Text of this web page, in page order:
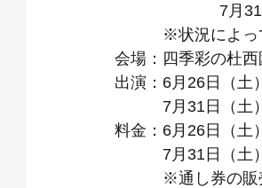
7月31日（土
※状況によって
会場：四季彩の杜
出演：6月26日（土
7月31日（土）
料金：6月26日（土
7月31日（土）
※通し券の販売